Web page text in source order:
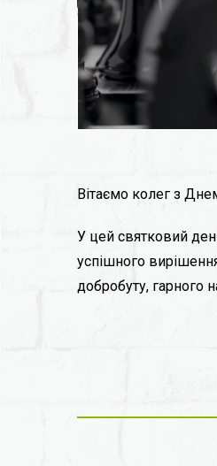
Вітаємо колег з
У цей святковий
успішного
добробуту, гарного